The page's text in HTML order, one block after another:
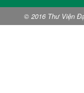
© 2016 Thư Viện